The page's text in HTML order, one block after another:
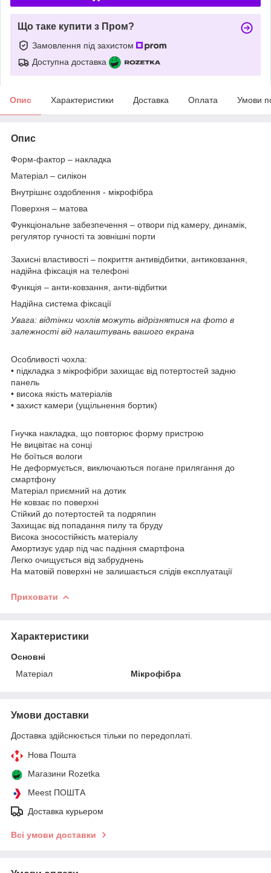
Що таке купити з Пром?
Замовлення під захистом
Доступна доставка
Опис Характеристики Доставка Оплата Умови
Опис
Форм-фактор – накладка
Матеріал – силікон
Внутрішнє оздоблення - мікрофібра
Поверхня – матова
Функціональне забезпечення – отвори під камеру, динамік,
регулятор гучності та зовнішні порти
Захисні властивості – покриття антивідбитки, антиковзання,
надійна фіксація на телефоні
Функція – анти-ковзання, анти-відбитки
Надійна система фіксації
Увага: відтінки чохлів можуть відрізнятися на фото в
залежності від налаштувань вашого екрана
Особливості чохла:
• підкладка з мікрофібри захищає від потертостей задню
панель
• висока якість матеріалів
• захист камери (ущільнення бортик)
Гнучка накладка, що повторює форму пристрою
Не вицвітає на сонці
Не боїться вологи
Не деформується, виключаються погане прилягання до
смартфону
Матеріал приємний на дотик
Не ковзає по поверхні
Стійкий до потертостей та подряпин
Захищає від попадання пилу та бруду
Висока зносостійкість матеріалу
Амортизує удар під час падіння смартфона
Легко очищується від забруднень
На матовій поверхні не залишається слідів експлуатації
Приховати
Характеристики
Основні
Матеріал
Мікрофібра
Умови доставки
Доставка здійснюється тільки по передоплаті.
Нова Пошта
Магазини Rozetka
Meest ПОШТА
Доставка курьером
Всі умови доставки